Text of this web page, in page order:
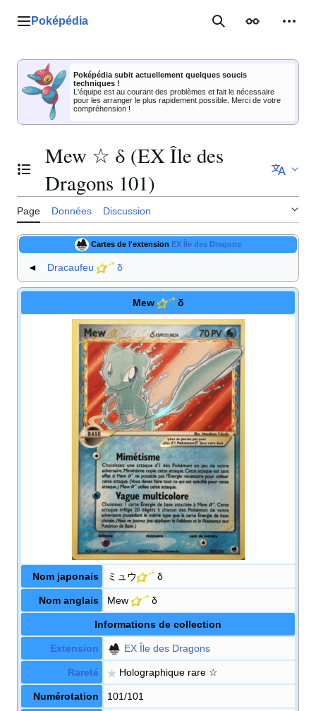
Menu principal
Poképédia RechercherApparence
Poképédia subit actuellement quelques soucis
techniques !
L'équipe est au courant des problèmes et fait le nécessaire
pour les arranger le plus rapidement possible. Merci de votre
compréhension !
Basculer la table des matières
Mew ☆ δ (EX Île des
Dragons 101)
Page Données Discussion
Cartes de l'extension EX Île des Dragons
◄ Dracaufeu δ
Mew δ
Nom japonais ミュウ δ
Nom anglais Mew δ
Informations de collection
Extension EX Île des Dragons
Rareté Holographique rare ☆
Numérotation 101/101